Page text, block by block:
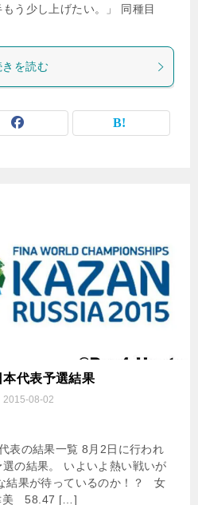
う少し上げたい。」 同種目
きを読む
代表予選結果
2015-08-02
表の結果一覧 8月2日に行われ
の結果。 いよいよ熱い戦いが
結果が待っているのか！？ 女
美 58.47 […]